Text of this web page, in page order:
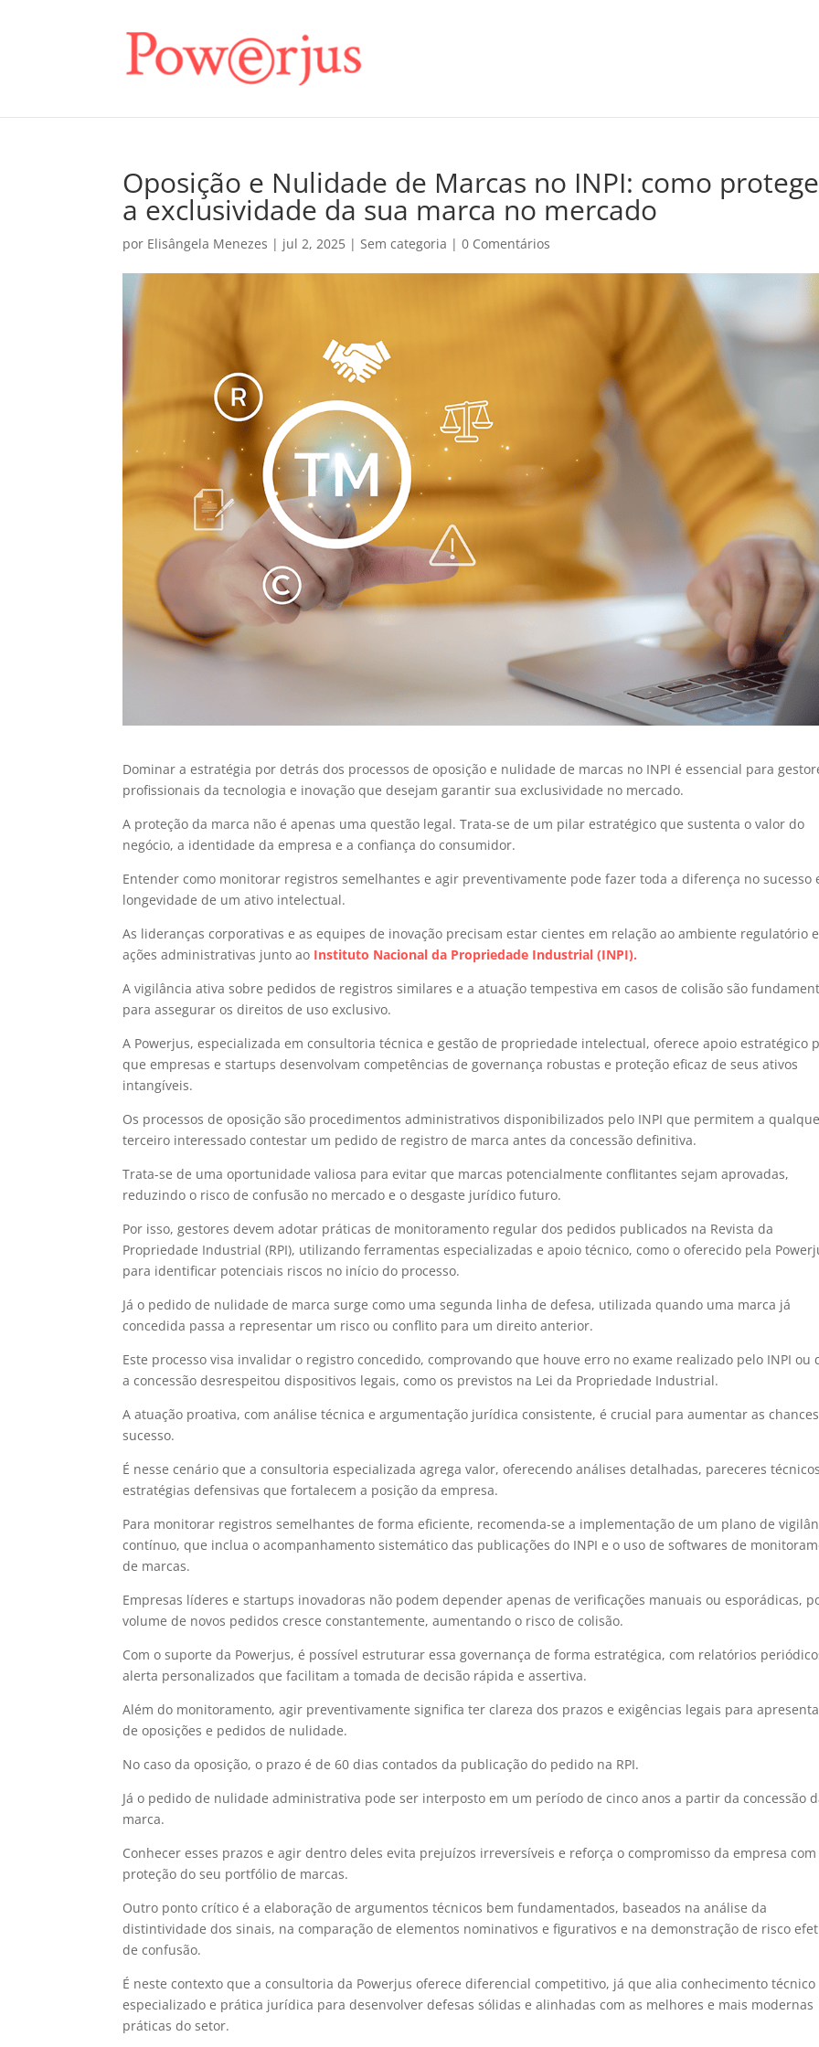
Oposição e Nulidade de Marcas no INPI: como
a exclusividade da sua marca no mercado
por Elisângela Menezes | jul 2, 2025 |Sem categoria |0 Comentários
Dominar a estratégia por detrás dos processos de oposição e nulidade de marcas no INPI é essencial para
profissionais da tecnologia e inovação que desejam garantir sua exclusividade no mercado.
A proteção da marca não é apenas uma questão legal. Trata-se de um pilar estratégico que sustenta o valor do
negócio, a identidade da empresa e a confiança do consumidor.
Entender como monitorar registros semelhantes e agir preventivamente pode fazer toda a diferença no sucesso
longevidade de um ativo intelectual.
As lideranças corporativas e as equipes de inovação precisam estar cientes em relação ao ambiente regulatório
ações administrativas junto ao Instituto Nacional da Propriedade Industrial (INPI).
A vigilância ativa sobre pedidos de registros similares e a atuação tempestiva em casos de colisão são
para assegurar os direitos de uso exclusivo.
A Powerjus, especializada em consultoria técnica e gestão de propriedade intelectual, oferece apoio estratégico
que empresas e startups desenvolvam competências de governança robustas e proteção eficaz de seus ativos
intangíveis.
Os processos de oposição são procedimentos administrativos disponibilizados pelo INPI que permitem a
terceiro interessado contestar um pedido de registro de marca antes da concessão definitiva.
Trata-se de uma oportunidade valiosa para evitar que marcas potencialmente conflitantes sejam aprovadas,
reduzindo o risco de confusão no mercado e o desgaste jurídico futuro.
Por isso, gestores devem adotar práticas de monitoramento regular dos pedidos publicados na Revista da
Propriedade Industrial (RPI), utilizando ferramentas especializadas e apoio técnico, como o oferecido pela
para identificar potenciais riscos no início do processo.
Já o pedido de nulidade de marca surge como uma segunda linha de defesa, utilizada quando uma marca já
concedida passa a representar um risco ou conflito para um direito anterior.
Este processo visa invalidar o registro concedido, comprovando que houve erro no exame realizado pelo INPI ou
a concessão desrespeitou dispositivos legais, como os previstos na Lei da Propriedade Industrial.
A atuação proativa, com análise técnica e argumentação jurídica consistente, é crucial para aumentar as
sucesso.
É nesse cenário que a consultoria especializada agrega valor, oferecendo análises detalhadas, pareceres
estratégias defensivas que fortalecem a posição da empresa.
Para monitorar registros semelhantes de forma eficiente, recomenda-se a implementação de um plano de
contínuo, que inclua o acompanhamento sistemático das publicações do INPI e o uso de softwares de
de marcas.
Empresas líderes e startups inovadoras não podem depender apenas de verificações manuais ou esporádicas,
volume de novos pedidos cresce constantemente, aumentando o risco de colisão.
Com o suporte da Powerjus, é possível estruturar essa governança de forma estratégica, com relatórios
alerta personalizados que facilitam a tomada de decisão rápida e assertiva.
Além do monitoramento, agir preventivamente significa ter clareza dos prazos e exigências legais para
de oposições e pedidos de nulidade.
No caso da oposição, o prazo é de 60 dias contados da publicação do pedido na RPI.
Já o pedido de nulidade administrativa pode ser interposto em um período de cinco anos a partir da concessão
marca.
Conhecer esses prazos e agir dentro deles evita prejuízos irreversíveis e reforça o compromisso da empresa com
proteção do seu portfólio de marcas.
Outro ponto crítico é a elaboração de argumentos técnicos bem fundamentados, baseados na análise da
distintividade dos sinais, na comparação de elementos nominativos e figurativos e na demonstração de risco
de confusão.
É neste contexto que a consultoria da Powerjus oferece diferencial competitivo, já que alia conhecimento técnico
especializado e prática jurídica para desenvolver defesas sólidas e alinhadas com as melhores e mais modernas
práticas do setor.